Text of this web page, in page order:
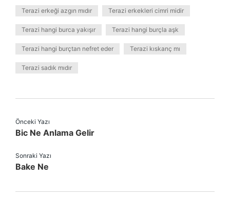
Terazi erkeği azgın mıdır Terazi erkekleri cimri midir
Terazi hangi burca yakışır Terazi hangi burçla aşk
Terazi hangi burçtan nefret eder Terazi kıskanç mı
Terazi sadık mıdır
Önceki Yazı
Bic Ne Anlama Gelir
Sonraki Yazı
Bake Ne